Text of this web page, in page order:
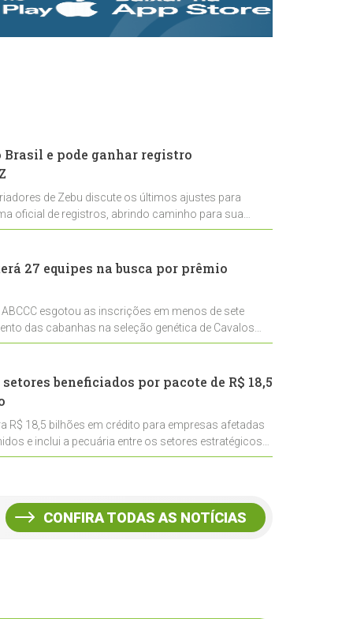
rastreabilidade e
rigor técnico para
Brasil e pode ganhar registro
de Zebu discute os últimos ajustes para
oficial de registros, abrindo caminho para sua
27 equipes na busca por prêmio
esgotou as inscrições em menos de sete
das cabanhas na seleção genética de Cavalos
beneficiados por pacote de R$ 18,5
R$ 18,5 bilhões em crédito para empresas afetadas
e inclui a pecuária entre os setores estratégicos
CONFIRA TODAS AS NOTÍCIAS